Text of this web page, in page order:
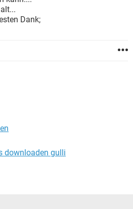
HARDWARE
Dank;
downloaden gulli